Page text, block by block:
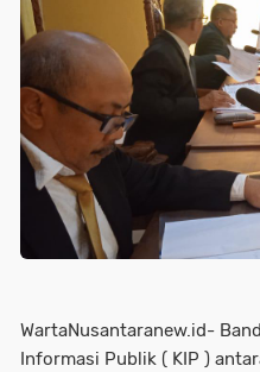
WartaNusantaranew.id-
Informasi Publik ( KIP )